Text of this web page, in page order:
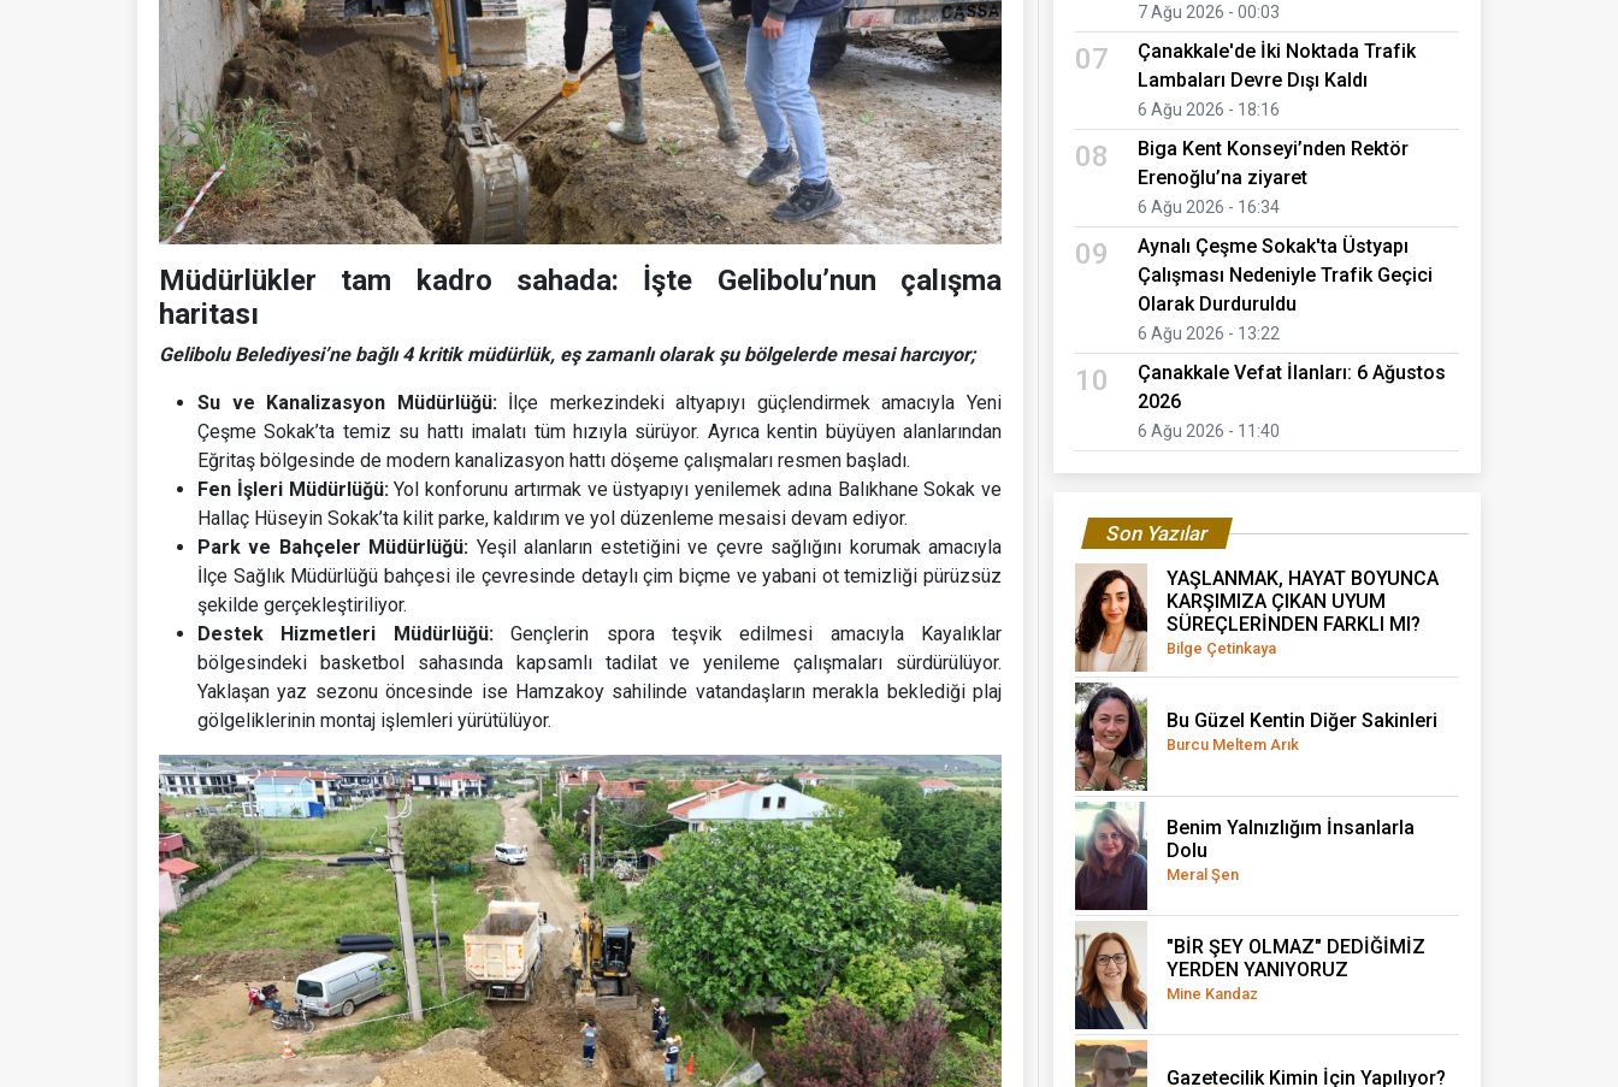
Müdürlükler tam kadro sahada: İşte Gelibolu’nun çalışma
haritası
Gelibolu Belediyesi’ne bağlı 4 kritik müdürlük, eş zamanlı olarak şu bölgelerde mesai harcıyor;
Su ve Kanalizasyon Müdürlüğü:İlçe merkezindeki altyapıyı güçlendirmek amacıyla Yeni
Çeşme Sokak’ta temiz su hattı imalatı tüm hızıyla sürüyor. Ayrıca kentin büyüyen alanlarından
Eğritaş bölgesinde de modern kanalizasyon hattı döşeme çalışmaları resmen başladı.
Fen İşleri Müdürlüğü:Yol konforunu artırmak ve üstyapıyı yenilemek adına Balıkhane Sokak ve
Hallaç Hüseyin Sokak’ta kilit parke, kaldırım ve yol düzenleme mesaisi devam ediyor.
Park ve Bahçeler Müdürlüğü: Yeşil alanların estetiğini ve çevre sağlığını korumak amacıyla
İlçe Sağlık Müdürlüğü bahçesi ile çevresinde detaylı çim biçme ve yabani ot temizliği pürüzsüz
şekilde gerçekleştiriliyor.
Destek Hizmetleri Müdürlüğü:Gençlerin spora teşvik edilmesi amacıyla Kayalıklar
bölgesindeki basketbol sahasında kapsamlı tadilat ve yenileme çalışmaları sürdürülüyor.
Yaklaşan yaz sezonu öncesinde ise Hamzakoy sahilinde vatandaşların merakla beklediği plaj
gölgeliklerinin montaj işlemleri yürütülüyor.
7 Ağu 2026 - 00:03
07
Çanakkale'de İki Noktada Trafik
Lambaları Devre Dışı Kaldı
6 Ağu 2026 - 18:16
08
Biga Kent Konseyi’nden Rektör
Erenoğlu’na ziyaret
6 Ağu 2026 - 16:34
09
Aynalı Çeşme Sokak'ta Üstyapı
Çalışması Nedeniyle Trafik Geçici
Olarak Durduruldu
6 Ağu 2026 - 13:22
10
Çanakkale Vefat İlanları: 6 Ağustos
2026
6 Ağu 2026 - 11:40
Son Yazılar
YAŞLANMAK, HAYAT BOYUNCA
KARŞIMIZA ÇIKAN UYUM
SÜREÇLERİNDEN FARKLI MI?
Bilge Çetinkaya
Bu Güzel Kentin Diğer Sakinleri
Burcu Meltem Arık
Benim Yalnızlığım İnsanlarla
Dolu
Meral Şen
"BİR ŞEY OLMAZ" DEDİĞİMİZ
YERDEN YANIYORUZ
Mine Kandaz
Gazetecilik Kimin İçin Yapılıyor?